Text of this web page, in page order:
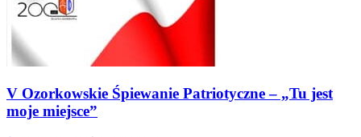
V Ozorkowskie Śpiewanie Patriotyczne – „Tu jest
moje miejsce”